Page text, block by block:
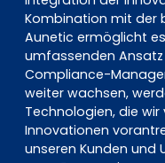
Kombination mit der
Aunetic ermöglicht
umfassenden
Compliance-
weiter wachsen,
Technologien, die
Innovationen
unseren Kunden und